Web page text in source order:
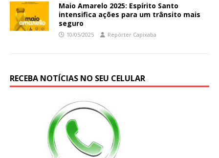
Maio Amarelo 2025: Espírito Santo
intensifica ações para um trânsito mais
seguro
10/05/2025 Repórter Capixaba
RECEBA NOTÍCIAS NO SEU CELULAR